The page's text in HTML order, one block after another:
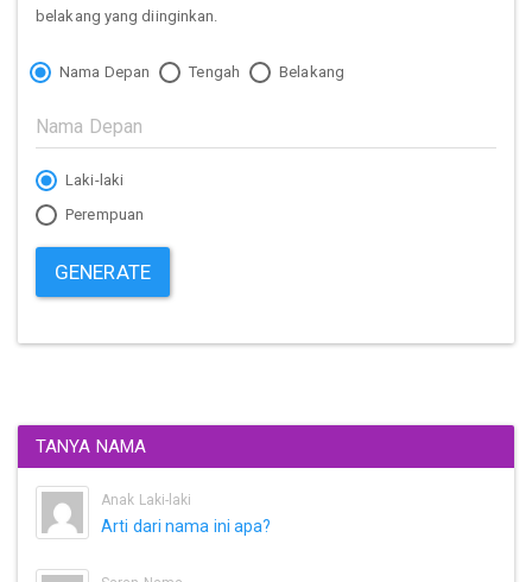
belakang yang diinginkan.
Nama Depan Tengah Belakang
Laki-laki
Perempuan
GENERATE
TANYA NAMA
Anak Laki-laki
Arti dari nama ini apa?